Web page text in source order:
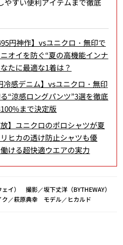
やすい便利アイテムまで徹底
円神作】vsユニクロ・無印で
オイを防ぐ“夏の高機能インナ
たに最適な1着は？
冷感デニム】vsユニクロ・無印
“涼感ロングパンツ”3選を徹底
まで決定版
】ユニクロのポロシャツが夏
ヒカの透け防止シャツも優
ける超快適ウエアの実力
ェイ） 撮影／坂下丈洋（BYTHEWAY）
／萩原典幸 モデル／ヒカルド